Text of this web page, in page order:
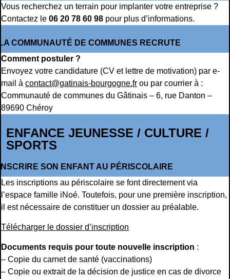
Vous recherchez un terrain pour implanter votre entreprise ?
Contactez le 06 20 78 60 98 pour plus d’informations.
COMMUNAUTÉ DE COMMUNES RECRUTE
Comment postuler ?
Envoyez votre candidature (CV et lettre de motivation) par e-
mail à contact@gatinais-bourgogne.fr ou par courrier à :
Communauté de communes du Gâtinais – 6, rue Danton –
89690 Chéroy
ENFANCE JEUNESSE / CULTURE /
SPORTS
SON ENFANT AU PÉRISCOLAIRE
Les inscriptions au périscolaire se font directement via
l’espace famille iNoé. Toutefois, pour une première inscription,
il est nécessaire de constituer un dossier au préalable.
Télécharger le dossier d’inscription
Documents requis pour toute nouvelle inscription :
– Copie du carnet de santé (vaccinations)
– Copie ou extrait de la décision de justice en cas de divorce